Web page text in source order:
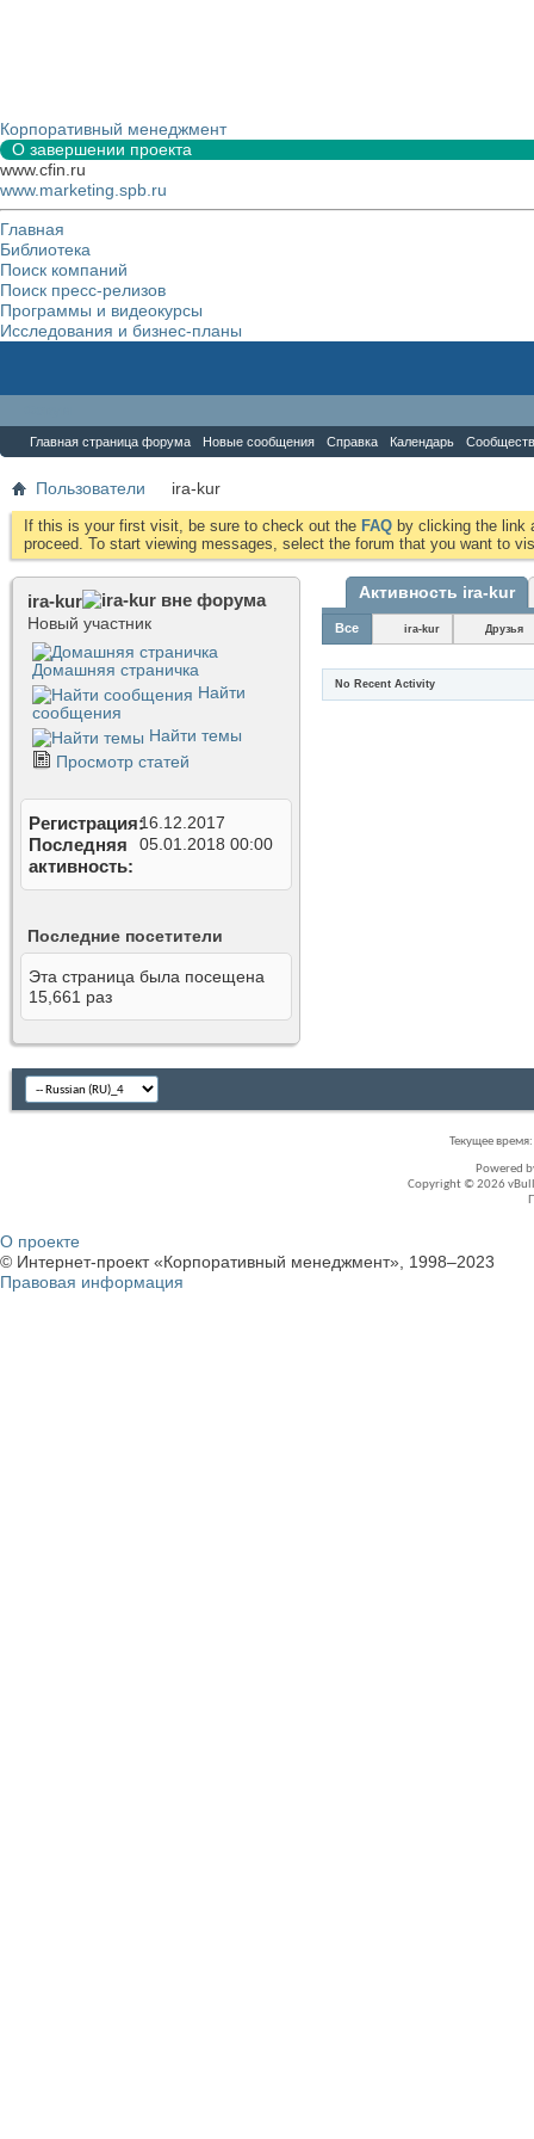
Корпоративный менеджмент
О завершении проекта
www.cfin.ru
www.marketing.spb.ru
Главная
Библиотека
Поиск компаний
Поиск пресс-релизов
Программы и видеокурсы
Исследования и бизнес-планы
Главная страница форума Новые сообщения Справка Календарь
Пользователи ira-kur
If this is your first visit, be sure to check out the FAQ by clicking the link
proceed. To start viewing messages, select the forum that you want to
ira-kur
Новый участник
Домашняя страничка
Найти
сообщения
Найти темы
Просмотр статей
Регистрация16.12.2017
Последняя
активность
05.01.2018 00:00
Последние посетители
Эта страница была посещена
15,661 раз
Активность ira-kur
Все ira-kur Друзья
No Recent Activity
Текущее время:
Powered
Copyright © 2026
О проекте
© Интернет-проект «Корпоративный менеджмент», 1998–2023
Правовая информация